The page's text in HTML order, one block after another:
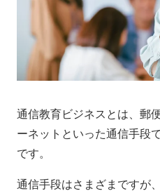
通信教育ビジネスとは、郵
ーネットといった通信手段
です。
通信手段はさまざまですが